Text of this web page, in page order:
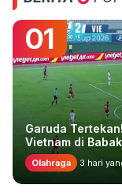
01
Garuda
Vietnam di
Olahraga 3 hari